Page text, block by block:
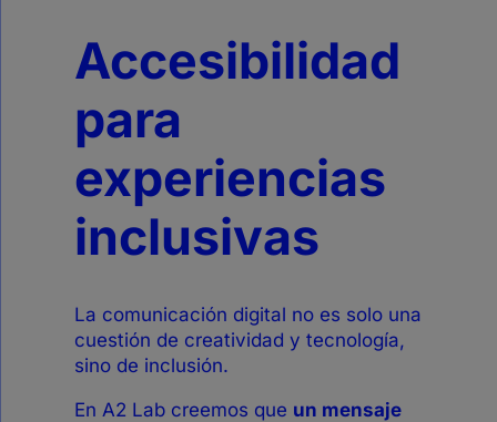
Accesibilidad
para
experiencias
inclusivas
La comunicación digital no es solo una
cuestión de creatividad y tecnología,
sino de inclusión.
En A2 Lab creemos que un mensaje